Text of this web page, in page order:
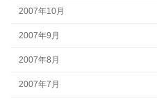
2007年10月
2007年9月
2007年8月
2007年7月